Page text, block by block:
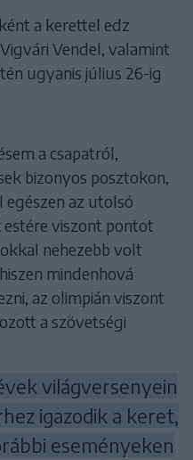
a kerettel edz
Vendel, valamint
ugyanis július 26-ig
a csapatról,
bizonyos posztokon,
az utolsó
viszont pontot
nehezebb volt
mindenhová
az olimpián viszont
a szövetségi
világversenyein
igazodik a keret,
eseményeken